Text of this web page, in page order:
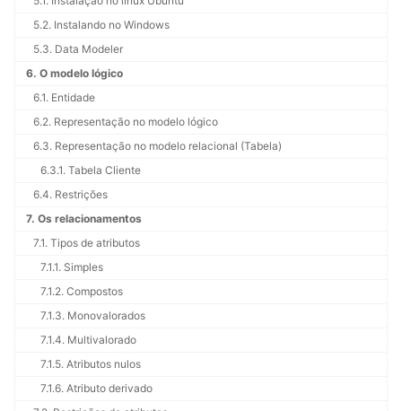
5.2. Instalando no Windows
5.3. Data Modeler
6. O modelo lógico
6.1. Entidade
6.2. Representação no modelo lógico
6.3. Representação no modelo relacional (Tabela)
6.3.1. Tabela Cliente
6.4. Restrições
7. Os relacionamentos
7.1. Tipos de atributos
7.1.1. Simples
7.1.2. Compostos
7.1.3. Monovalorados
7.1.4. Multivalorado
7.1.5. Atributos nulos
7.1.6. Atributo derivado